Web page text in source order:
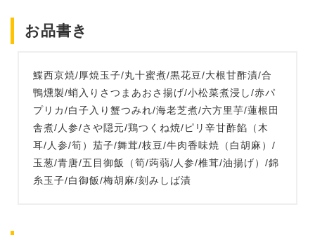
お品書き
鰈西京焼/厚焼玉子/丸十蜜煮/黒花豆/大根甘酢漬/合
鴨燻製/蛸入りさつまあおさ揚げ/小松菜煮浸し/赤パ
プリカ/白子入り蟹つみれ/海老芝煮/六方里芋/蓮根田
舎煮/人参/さや隠元/鶏つくね焼/ピリ辛甘酢餡（木
耳/人参/筍）茄子/舞茸/枝豆/牛肉香味焼（白胡麻）/
玉葱/青唐/五目御飯（筍/蒟蒻/人参/椎茸/油揚げ）/錦
糸玉子/白御飯/梅胡麻/刻みしば漬